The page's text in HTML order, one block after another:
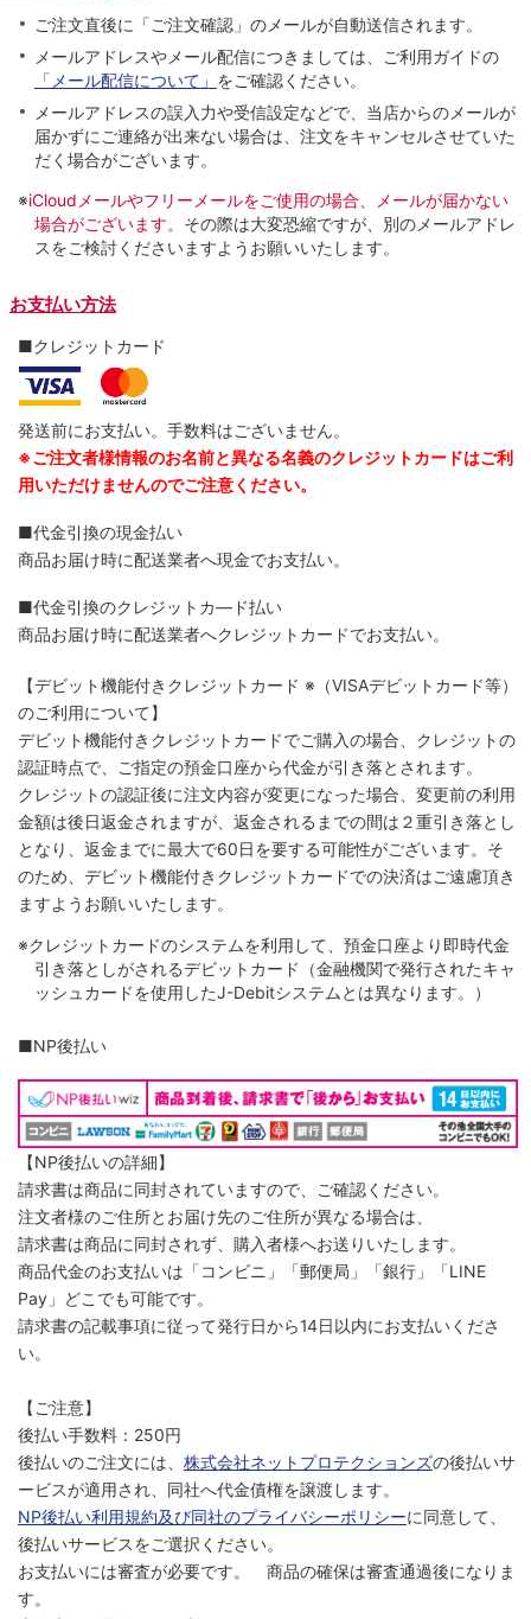
ご注文直後に「ご注文確認」のメールが自動送信されます。
メールアドレスやメール配信につきましては、ご利用ガイドの
「メール配信について」 をご確認ください。
メールアドレスの誤入力や受信設定などで、当店からのメールが
届かずにご連絡が出来ない場合は、注文をキャンセルさせていた
だく場合がございます。
※iCloudメールやフリーメールをご使用の場合、メールが届かない
場合がございます。 その際は大変恐縮ですが、別のメールアドレ
スをご検討くださいますようお願いいたします。
お支払い方法
■クレジットカード
発送前にお支払い。手数料はございません。
※ご注文者様情報のお名前と異なる名義のクレジットカードはご利
用いただけませんのでご注意ください。
■代金引換の現金払い
商品お届け時に配送業者へ現金でお支払い。
■代金引換のクレジットカ―ド払い
商品お届け時に配送業者へクレジットカードでお支払い。
【デビット機能付きクレジットカード ※（VISAデビットカード等）
のご利用について】
デビット機能付きクレジットカードでご購入の場合、クレジットの
認証時点で、ご指定の預金口座から代金が引き落とされます。
クレジットの認証後に注文内容が変更になった場合、変更前の利用
金額は後日返金されますが、返金されるまでの間は２重引き落とし
となり、返金までに最大で60日を要する可能性がございます。そ
のため、デビット機能付きクレジットカードでの決済はご遠慮頂き
ますようお願いいたします。
※クレジットカードのシステムを利用して、預金口座より即時代金
引き落としがされるデビットカード（金融機関で発行されたキャ
ッシュカードを使用したJ-Debitシステムとは異なります。）
■NP後払い
【NP後払いの詳細】
請求書は商品に同封されていますので、ご確認ください。
注文者様のご住所とお届け先のご住所が異なる場合は、
請求書は商品に同封されず、購入者様へお送りいたします。
商品代金のお支払いは「コンビニ」「郵便局」「銀行」「LINE
Pay」どこでも可能です。
請求書の記載事項に従って発行日から14日以内にお支払いくださ
い。
【ご注意】
後払い手数料：250円
後払いのご注文には、 株式会社ネットプロテクションズの後払いサ
ービスが適用され、同社へ代金債権を譲渡します。
NP後払い利用規約及び同社のプライバシーポリシーに同意して、
後払いサービスをご選択ください。
お支払いには審査が必要です。 商品の確保は審査通過後になりま
す。